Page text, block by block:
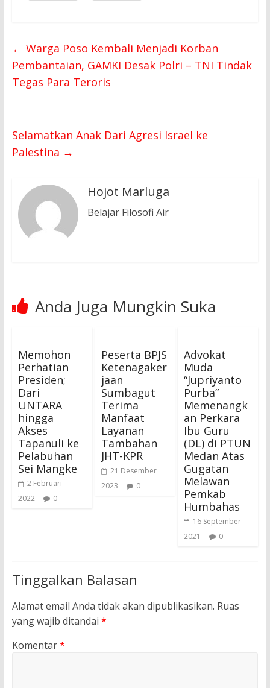
← Warga Poso Kembali Menjadi Korban
Pembantaian, GAMKI Desak Polri – TNI Tindak
Tegas Para Teroris
Selamatkan Anak Dari Agresi Israel ke
Palestina →
Hojot Marluga
Belajar Filosofi Air
Anda Juga Mungkin Suka
Memohon
Perhatian
Presiden;
Dari
UNTARA
hingga
Akses
Tapanuli ke
Pelabuhan
Sei Mangke
2 Februari
2022
0
Peserta BPJS
Ketenagaker
jaan
Sumbagut
Terima
Manfaat
Layanan
Tambahan
JHT-KPR
21 Desember
2023
0
Advokat
Muda
“Jupriyanto
Purba”
Memenangk
an Perkara
Ibu Guru
(DL) di PTUN
Medan Atas
Gugatan
Melawan
Pemkab
Humbahas
16 September
2021
0
Tinggalkan Balasan
Alamat email Anda tidak akan dipublikasikan. Ruas
yang wajib ditandai *
Komentar*